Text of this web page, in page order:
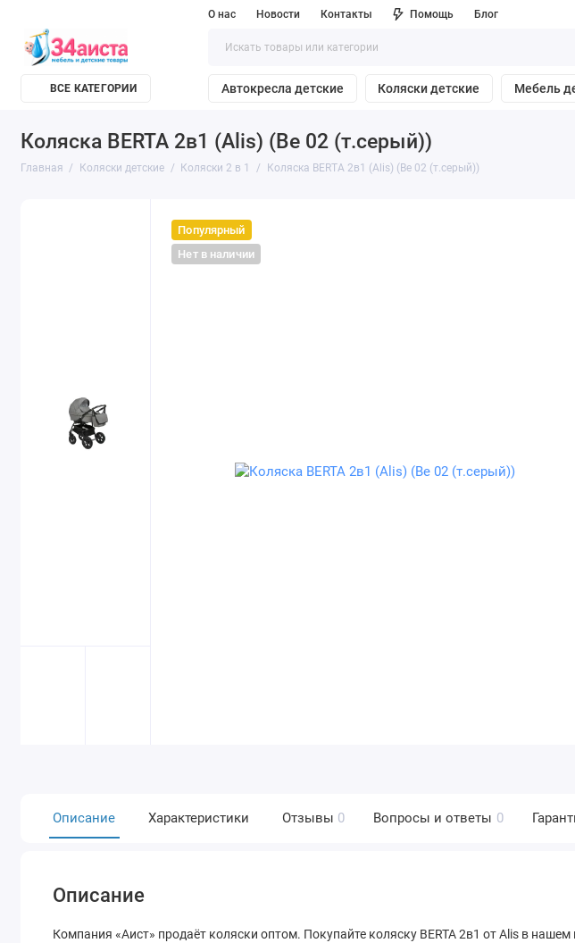
О нас Новости Контакты Помощь Блог
ВСЕ КАТЕГОРИИ Автокресла детские Коляски детские Мебель
Коляска BERTA 2в1 (Alis) (Be 02 (т.серый))
Главная Коляски детские Коляски 2 в 1 Коляска BERTA 2в1 (Alis) (Be 02 (т.серый))
Популярный
Нет в наличии
Описание Характеристики Отзывы 0 Вопросы и ответы 0
Описание
Компания «Аист» продаёт коляски оптом. Покупайте коляску BERTA 2в1 от Alis в